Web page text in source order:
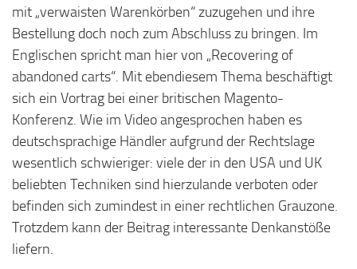
mit „verwaisten Warenkörben“ zuzugehen und ihre
Bestellung doch noch zum Abschluss zu bringen. Im
Englischen spricht man hier von „Recovering of
abandoned carts“. Mit ebendiesem Thema beschäftigt
sich ein Vortrag bei einer britischen Magento-
Konferenz. Wie im Video angesprochen haben es
deutschsprachige Händler aufgrund der Rechtslage
wesentlich schwieriger: viele der in den USA und UK
beliebten Techniken sind hierzulande verboten oder
befinden sich zumindest in einer rechtlichen Grauzone.
Trotzdem kann der Beitrag interessante Denkanstöße
liefern.